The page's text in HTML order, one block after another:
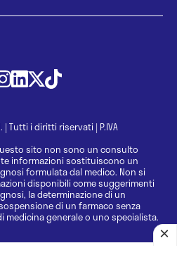
| Tutti i diritti riservati | P.IVA
sito non sono un consulto
informazioni sostituiscono un
formulata dal medico. Non si
disponibili come suggerimenti
la determinazione di un
di un farmaco senza
medicina generale o uno specialista.